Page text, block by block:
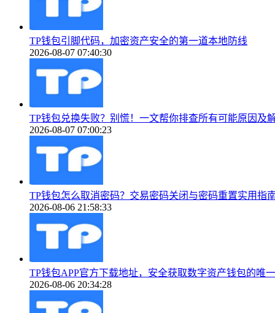
TP钱包引脚代码，加密资产安全的第一道本地防线
2026-08-07 07:40:30
TP钱包兑换失败？别慌！一文帮你排查所有可能原因及
2026-08-07 07:00:23
TP钱包怎么取消密码？交易密码关闭与密码重置实用指
2026-08-06 21:58:33
TP钱包APP官方下载地址，安全获取数字资产钱包的唯
2026-08-06 20:34:28